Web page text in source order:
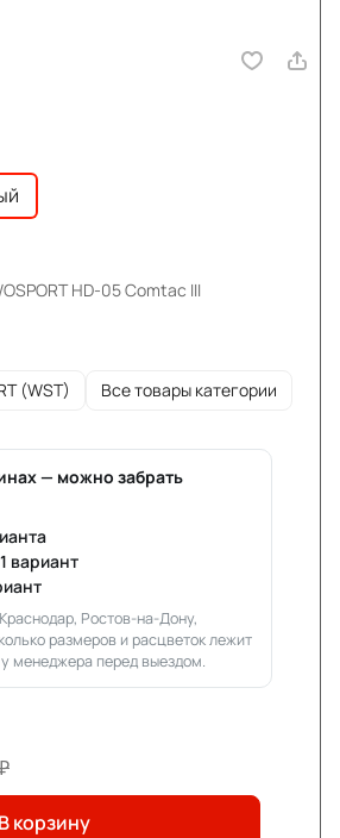
HD-05 Comtac III
(WST) Все товары категории
— можно забрать
вариант
Ростов-на-Дону,
размеров и расцветок лежит
менеджера перед выездом.
В корзину